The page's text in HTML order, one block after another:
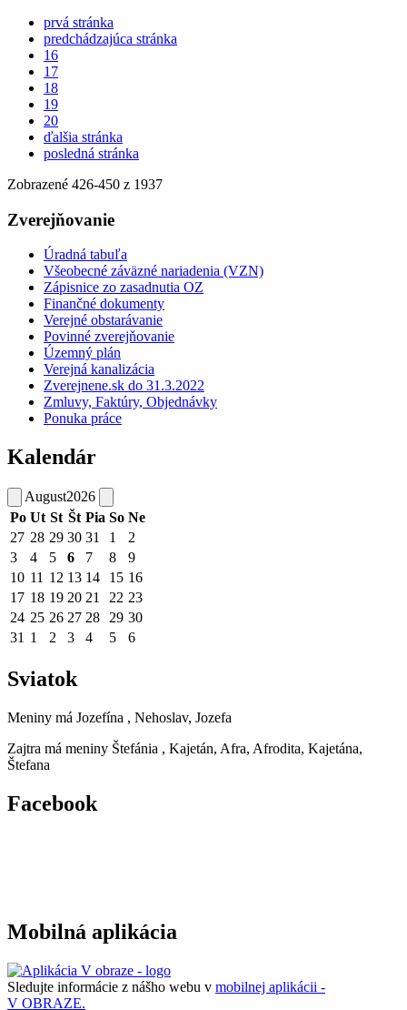
prvá stránka
predchádzajúca stránka
16
17
18
19
20
ďalšia stránka
posledná stránka
Zobrazené 426-450 z 1937
Zverejňovanie
Úradná tabuľa
Všeobecné záväzné nariadenia (VZN)
Zápisnice zo zasadnutia OZ
Finančné dokumenty
Verejné obstarávanie
Povinné zverejňovanie
Územný plán
Verejná kanalizácia
Zverejnene.sk do 31.3.2022
Zmluvy, Faktúry, Objednávky
Ponuka práce
Kalendár
August2026
Po Ut St Št Pia So Ne
27 28 29 30 31 1
2
3
4 5 6 7 8
9
10 11 12 13 14 15 16
17 18 19 20 21 22 23
24 25 26 27 28 29 30
31 1 2 3 4 5 6
Sviatok
Meniny má Jozefína , Nehoslav, Jozefa
Zajtra má meniny Štefánia , Kajetán, Afra, Afrodita, Kajetána,
Štefana
Facebook
Mobilná aplikácia
Sledujte informácie z nášho webu v mobilnej aplikácii -
V OBRAZE.